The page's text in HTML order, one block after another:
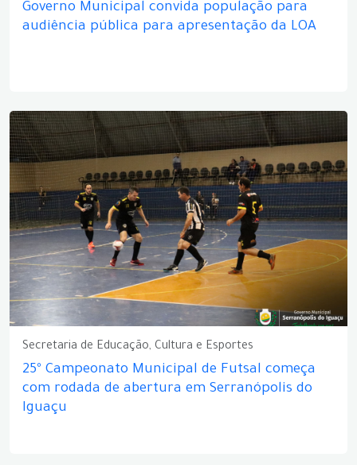
Governo Municipal convida população para
audiência pública para apresentação da LOA
Secretaria de Educação, Cultura e Esportes
25º Campeonato Municipal de Futsal começa
com rodada de abertura em Serranópolis do
Iguaçu